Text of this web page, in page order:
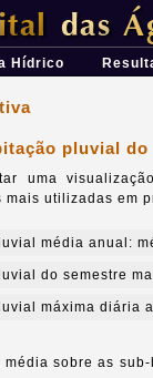
de Minas - Uma
Hídrico
pluvial
uma
utilizadas em
média anual:
do semestre
máxima diária
sobre as